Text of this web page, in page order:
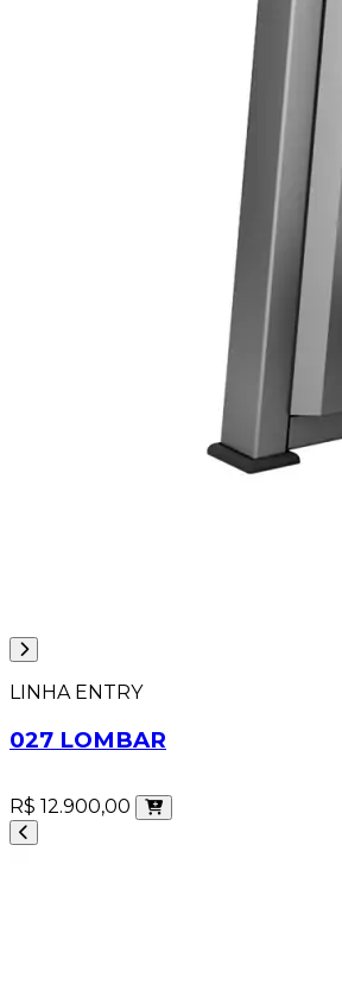
LINHA ENTRY
027 LOMBAR
R$ 12.900,00